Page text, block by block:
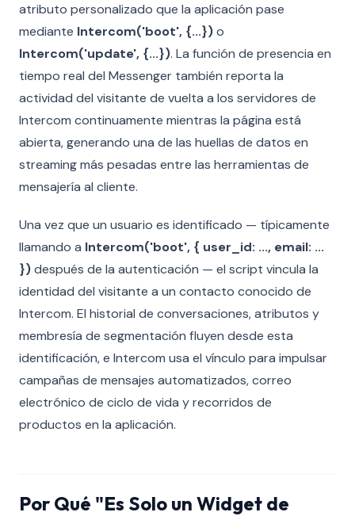
atributo personalizado que la aplicación pase
mediante Intercom('boot', {...})o
Intercom('update', {...}). La función de presencia en
tiempo real del Messenger también reporta la
actividad del visitante de vuelta a los servidores de
Intercom continuamente mientras la página está
abierta, generando una de las huellas de datos en
streaming más pesadas entre las herramientas de
mensajería al cliente.
Una vez que un usuario es identificado — típicamente
llamando a Intercom('boot', { user_id: ..., email: ...
})después de la autenticación — el script vincula la
identidad del visitante a un contacto conocido de
Intercom. El historial de conversaciones, atributos y
membresía de segmentación fluyen desde esta
identificación, e Intercom usa el vínculo para impulsar
campañas de mensajes automatizados, correo
electrónico de ciclo de vida y recorridos de
productos en la aplicación.
Por Qué "Es Solo un Widget de